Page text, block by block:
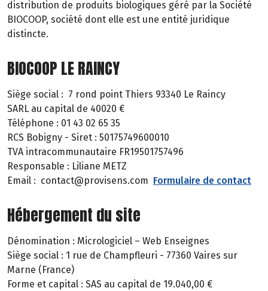
distribution de produits biologiques géré par la Société
BIOCOOP, société dont elle est une entité juridique
distincte.
BIOCOOP LE RAINCY
Siège social : 7 rond point Thiers 93340 Le Raincy
SARL au capital de 40020 €
Téléphone : 01 43 02 65 35
RCS Bobigny - Siret : 50175749600010
TVA intracommunautaire FR19501757496
Responsable : Liliane METZ
Email : contact@provisens.com Formulaire de contact
Hébergement du site
Dénomination : Micrologiciel – Web Enseignes
Siège social : 1 rue de Champfleuri - 77360 Vaires sur
Marne (France)
Forme et capital : SAS au capital de 19.040,00 €